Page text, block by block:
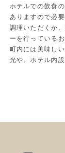
ホテルでの飲食
ありますので必
調理いただくか
ーを行っている
町内には美味し
光や、ホテル内